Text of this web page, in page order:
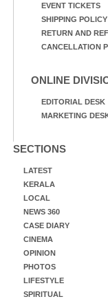
EVENT TICKETS
SHIPPING POLICY
RETURN AND
CANCELLATION
ONLINE
EDITORIAL DESK
MARKETING
SECTIONS
LATEST
KERALA
LOCAL
NEWS 360
CASE DIARY
CINEMA
OPINION
PHOTOS
LIFESTYLE
SPIRITUAL